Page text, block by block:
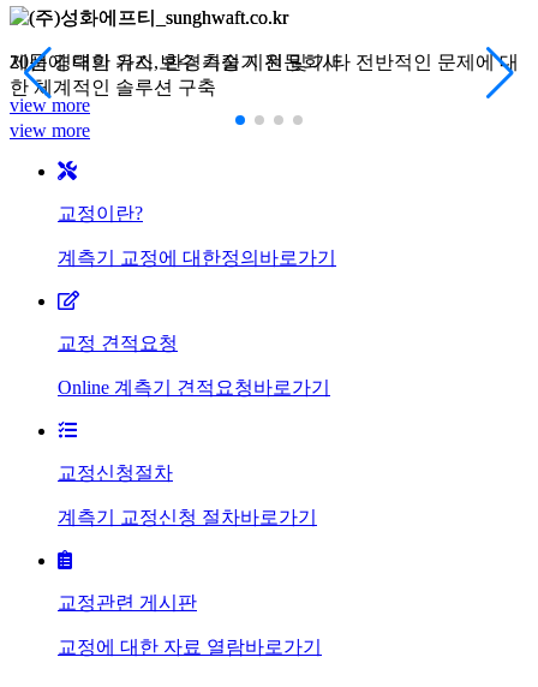
제품에 대한 유지 보수 기술 지원 및 기타 전반적인 문제에 대
한 체계적인 솔루션 구축
view more
20년 경력의 가스, 환경측정기 전문회사
view more
국내 대기업 및 주요 산업 플랜트 사업장에서 가스안전 분야
담당
view more
끊임없는 도전정신과 기술개발로 제품 유지 보수와 관련 체계
적인 시스템 구축
view more
제품에 대한 유지 보수 기술 지원 및 기타 전반적인 문제에 대
한 체계적인 솔루션 구축
view more
20년 경력의 가스, 환경측정기 전문회사
view more
교정이란?
계측기 교정에 대한정의 바로가기
교정 견적요청
Online 계측기 견적요청바로가기
교정신청절차
계측기 교정신청 절차바로가기
교정관련 게시판
교정에 대한 자료 열람바로가기